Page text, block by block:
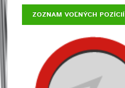
ZOZNAM VOĽNÝCH POZÍCIÍ